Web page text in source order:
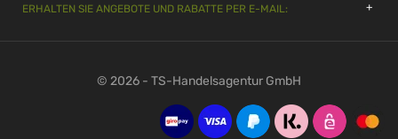
ERHALTEN SIE ANGEBOTE UND RABATTE PER E-MAIL:
© 2026 - TS-Handelsagentur GmbH